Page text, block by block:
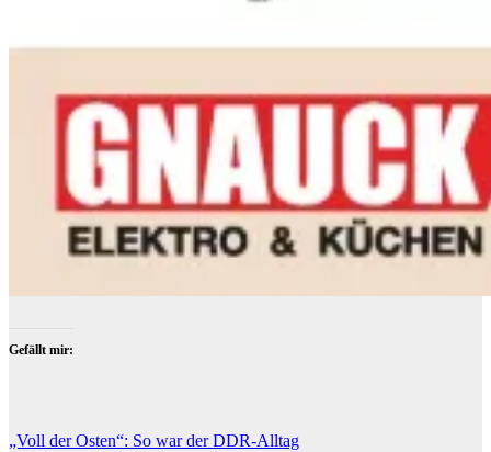
Gefällt mir:
Beitragsnavigation
„Voll der Osten“: So war der DDR-Alltag